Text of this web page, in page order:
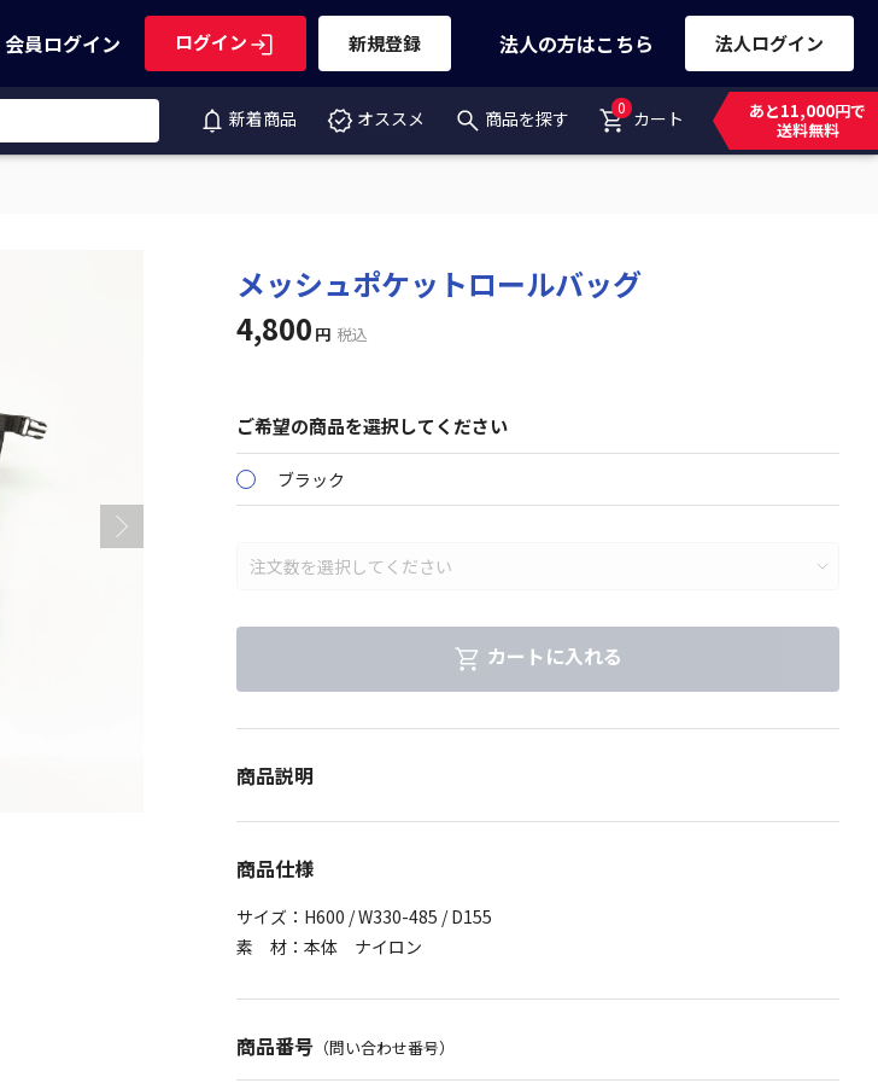
会員ログイン ログイン 新規登録 法人の方はこちら 法人ログイン
新着商品 オススメ 商品を探す 0 カート
あと11,000円で
送料無料
メッシュポケットロールバッグ
4,800 円 税込
ご希望の商品を選択してください
ブラック
カートに入れる
商品説明
商品仕様
サイズ：H600 / W330-485 / D155
素 材：本体 ナイロン
商品番号 （問い合わせ番号）